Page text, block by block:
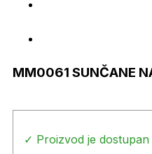
MM0061 SUNČANE
✓ Proizvod je